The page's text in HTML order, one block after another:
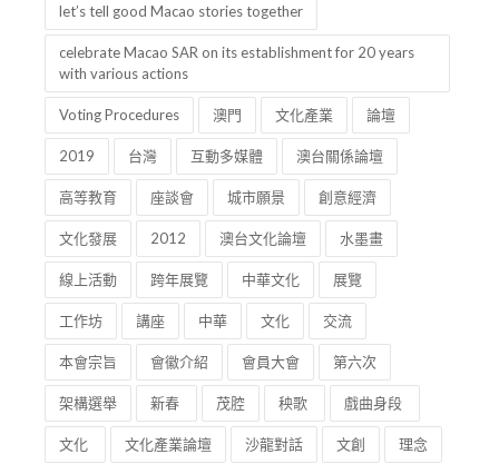
let’s tell good Macao stories together
celebrate Macao SAR on its establishment for 20 years
with various actions
Voting Procedures 澳門 文化產業 論壇
2019 台灣 互動多媒體 澳台關係論壇
高等教育 座談會 城市願景 創意經濟
文化發展 2012 澳台文化論壇 水墨畫
線上活動 跨年展覽 中華文化 展覽
工作坊 講座 中華 文化 交流
本會宗旨 會徽介紹 會員大會 第六次
架構選舉 新春 茂腔 秧歌 戲曲身段
文化 文化產業論壇 沙龍對話 文創 理念